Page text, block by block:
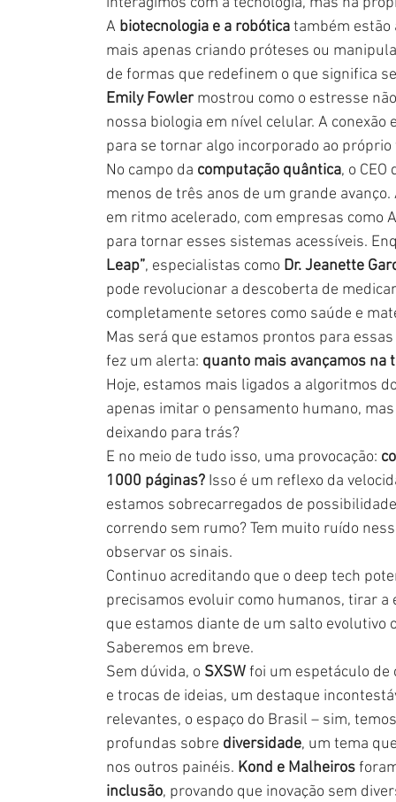
A biotecnologia e a robótica também
mais apenas criando próteses ou
de formas que redefinem o que significa
Emily Fowler mostrou como o estresse
nossa biologia em nível celular. A
para se tornar algo incorporado ao
No campo da computação quântica, o CEO
menos de três anos de um grande
em ritmo acelerado, com empresas
para tornar esses sistemas acessíveis.
Leap”, especialistas como Dr. Jeanette
pode revolucionar a descoberta de
completamente setores como saúde e
Mas será que estamos prontos para
fez um alerta: quanto mais avançamos na
Hoje, estamos mais ligados a algoritmos
apenas imitar o pensamento humano,
deixando para trás?
E no meio de tudo isso, uma provocação:
1000 páginas? Isso é um reflexo da
estamos sobrecarregados de
correndo sem rumo? Tem muito ruído
observar os sinais.
Continuo acreditando que o deep tech
precisamos evoluir como humanos, tirar
que estamos diante de um salto
Saberemos em breve.
Sem dúvida, o SXSW foi um espetáculo
e trocas de ideias, um destaque
relevantes, o espaço do Brasil – sim,
profundas sobre diversidade, um tema
nos outros painéis. Kond e Malheiros
inclusão, provando que inovação sem